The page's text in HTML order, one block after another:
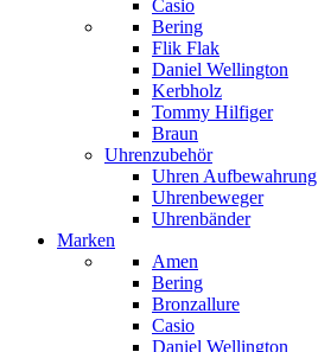
Casio
Bering
Flik Flak
Daniel Wellington
Kerbholz
Tommy Hilfiger
Braun
Uhrenzubehör
Uhren Aufbewahrung
Uhrenbeweger
Uhrenbänder
Marken
Amen
Bering
Bronzallure
Casio
Daniel Wellington